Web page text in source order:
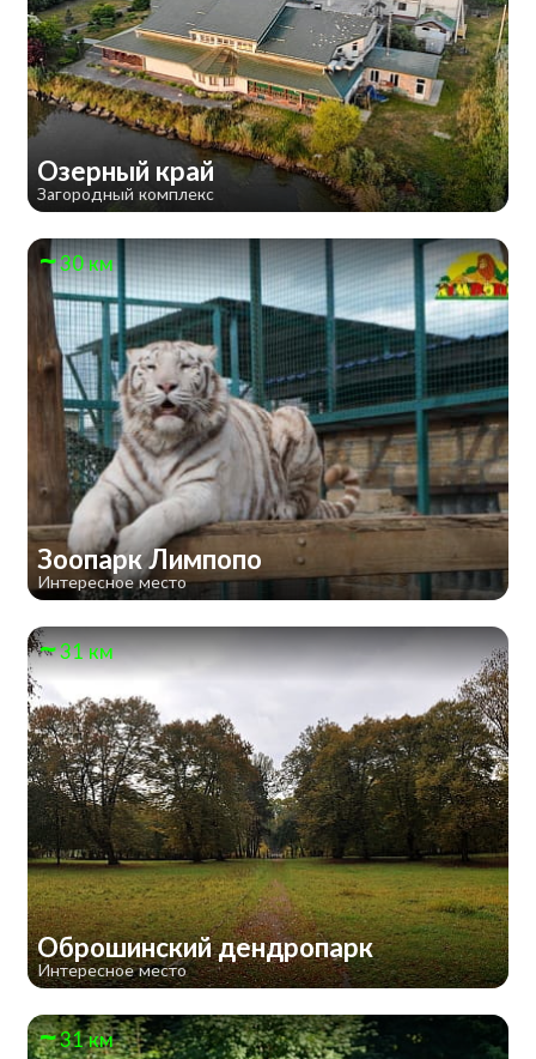
Озерный край
Загородный комплекс
30 км
Зоопарк Лимпопо
Интересное место
31 км
Оброшинский дендропарк
Интересное место
31 км